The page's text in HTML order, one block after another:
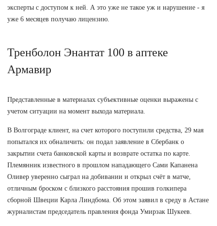
эксперты с доступом к ней. А это уже не такое уж и нарушение - я
уже 6 месяцев получаю лицензию.
Тренболон Энантат 100 в аптеке
Армавир
Представленные в материалах субъективные оценки выражены с
учетом ситуации на момент выхода материала.
В Волгограде клиент, на счет которого поступили средства, 29 мая
попытался их обналичить: он подал заявление в Сбербанк о
закрытии счета банковской карты и возврате остатка по карте.
Племянник известного в прошлом нападающего Сами Капанена
Оливер уверенно сыграл на добивании и открыл счёт в матче,
отличным броском с близкого расстояния прошив голкипера
сборной Швеции Карла Линдбома. Об этом заявил в среду в Астане
журналистам председатель правления фонда Умирзак Шукеев.